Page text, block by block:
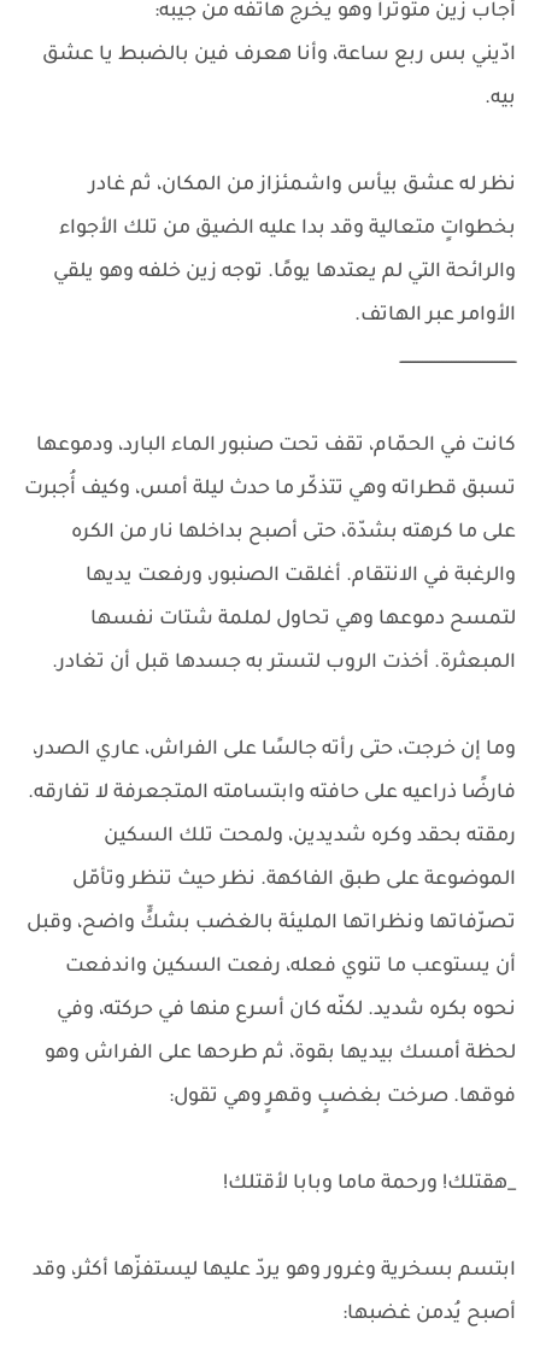
أجاب زين متوتراً وهو يخرج هاتفه من جيبه:
ادّيني بس ربع ساعة، وأنا هعرف فين بالضبط يا عشق
بيه.
نظر له عشق بيأس واشمئزاز من المكان، ثم غادر
بخطواتٍ متعالية وقد بدا عليه الضيق من تلك الأجواء
والرائحة التي لم يعتدها يومًا. توجه زين خلفه وهو يلقي
الأوامر عبر الهاتف.
ــــــــــــــــــــــــــــــــــــــــــــــــ
كانت في الحمّام، تقف تحت صنبور الماء البارد، ودموعها
تسبق قطراته وهي تتذكّر ما حدث ليلة أمس، وكيف أُجبرت
على ما كرهته بشدّة، حتى أصبح بداخلها نار من الكره
والرغبة في الانتقام. أغلقت الصنبور، ورفعت يديها
لتمسح دموعها وهي تحاول لملمة شتات نفسها
المبعثرة. أخذت الروب لتستر به جسدها قبل أن تغادر.
وما إن خرجت، حتى رأته جالسًا على الفراش، عاري الصدر،
فارضًا ذراعيه على حافته وابتسامته المتجعرفة لا تفارقه.
رمقته بحقد وكره شديدين، ولمحت تلك السكين
الموضوعة على طبق الفاكهة. نظر حيث تنظر وتأمّل
تصرّفاتها ونظراتها المليئة بالغضب بشكٍّ واضح، وقبل
أن يستوعب ما تنوي فعله، رفعت السكين واندفعت
نحوه بكره شديد. لكنّه كان أسرع منها في حركته، وفي
لحظة أمسك بيديها بقوة، ثم طرحها على الفراش وهو
فوقها. صرخت بغضبٍ وقهرٍ وهي تقول:
_هقتلك! ورحمة ماما وبابا لأقتلك!
ابتسم بسخرية وغرور وهو يردّ عليها ليستفزّها أكثر، وقد
أصبح يُدمن غضبها: